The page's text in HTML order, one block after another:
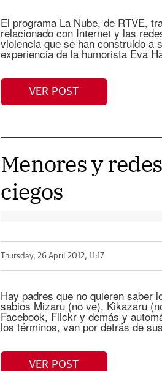
El programa La Nube, de RTVE,
relacionado con Internet y las
violencia que se han construido a
experiencia de la humorista Eva
VER POST
Menores y
ciegos
Thursday, 26 April 2012, 11:17
Hay padres que no quieren saber
sabios Mizaru (no ve), Kikazaru
Facebook, Flickr y demás y
los términos, van por detrás de
VER POST